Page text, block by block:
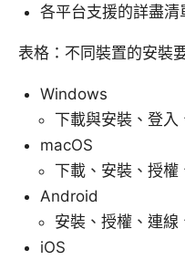
各平台支援的詳盡清
表格：不同裝置的安裝
Windows
下載與安裝、登入
macOS
下載、安裝、授權
Android
安裝、授權、連線
iOS